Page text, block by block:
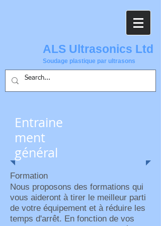
ALS Ultrasonics Ltd
Soudage plastique par ultrasons
Entraine
ment
général
Formation
Nous proposons des formations qui
vous aideront à tirer le meilleur parti
de votre équipement et à réduire les
temps d'arrêt. En fonction de vos